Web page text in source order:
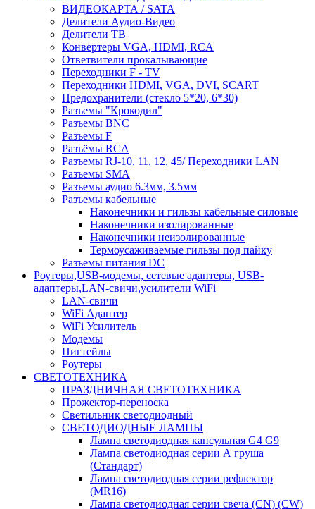
ВИДЕОКАРТА / SATA
Делители Аудио-Видео
Делители ТВ
Конвертеры VGA, HDMI, RCA
Ответвители прокалывающие
Переходники F - TV
Переходники HDMI, VGA, DVI, SCART
Предохранители (стекло 5*20, 6*30)
Разъемы "Крокодил"
Разъемы BNC
Разъемы F
Разъёмы RCA
Разъемы RJ-10, 11, 12, 45/ Переходники LAN
Разъемы SMA
Разъемы аудио 6.3мм, 3.5мм
Разъемы кабельные
Наконечники и гильзы кабельные силовые
Наконечники изолированные
Наконечники неизолированные
Термоусаживаемые гильзы под пайку
Разъемы питания DC
Роутеры,USB-модемы, сетевые адаптеры, USB-
адаптеры,LAN-свичи,усилители WiFi
LAN-свичи
WiFi Адаптер
WiFi Усилитель
Модемы
Пигтейлы
Роутеры
СВЕТОТЕХНИКА
ПРАЗДНИЧНАЯ СВЕТОТЕХНИКА
Прожектор-переноска
Светильник светодиодный
СВЕТОДИОДНЫЕ ЛАМПЫ
Лампа светодиодная капсульная G4 G9
Лампа светодиодная серии А груша
(Стандарт)
Лампа светодиодная серии рефлектор
(MR16)
Лампа светодиодная серии свеча (CN) (CW)